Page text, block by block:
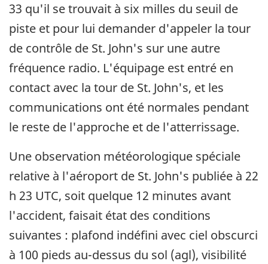
33 qu'il se trouvait à six milles du seuil de
piste et pour lui demander d'appeler la tour
de contrôle de St. John's sur une autre
fréquence radio. L'équipage est entré en
contact avec la tour de St. John's, et les
communications ont été normales pendant
le reste de l'approche et de l'atterrissage.
Une observation météorologique spéciale
relative à l'aéroport de St. John's publiée à 22
h 23 UTC, soit quelque 12 minutes avant
l'accident, faisait état des conditions
suivantes : plafond indéfini avec ciel obscurci
à 100 pieds au-dessus du sol (agl), visibilité